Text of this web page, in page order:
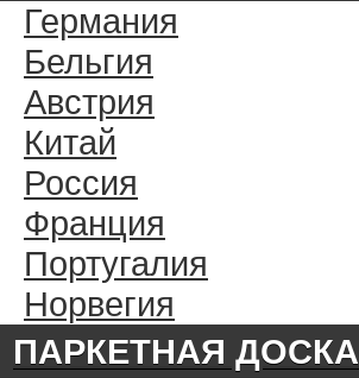
Германия
Бельгия
Австрия
Китай
Россия
Франция
Португалия
Норвегия
ПАРКЕТНАЯ ДОСКА